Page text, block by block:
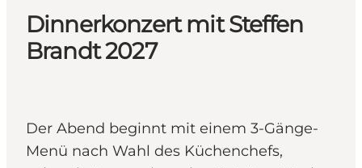
Inspiration
Regionen
Erlebnisse
Dinnerkonzert mit Steffen
Brandt 2027
Der Abend beginnt mit einem 3-Gänge-
Menü nach Wahl des Küchenchefs,